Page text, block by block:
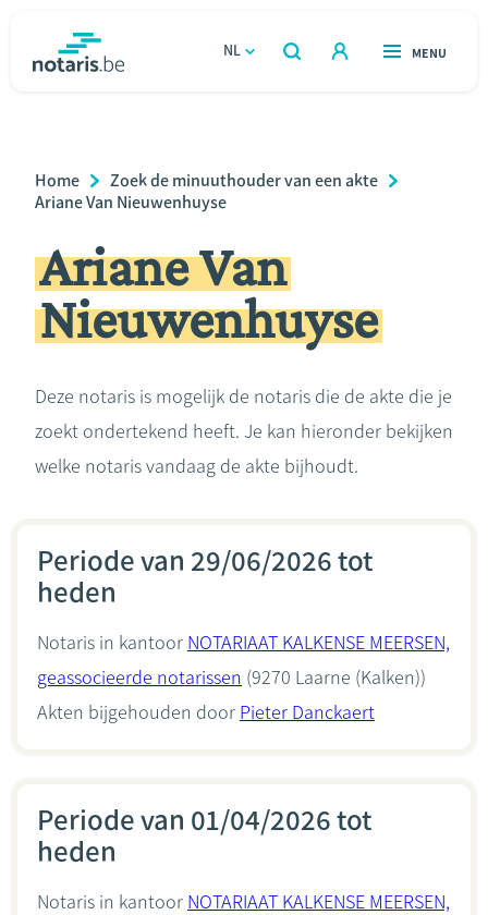
gaan
NL
OPEN
ZOEKEN
OPEN
MENU
Relatie & samenleven
Erven & schenken
Ondernemen
Rekenmodules
Breadcrumb
Home
Zoek de minuuthouder van een akte
Ariane Van Nieuwenhuyse
Ariane Van
Nieuwenhuyse
Deze notaris is mogelijk de notaris die de akte die je
zoekt ondertekend heeft. Je kan hieronder bekijken
welke notaris vandaag de akte bijhoudt.
Periode van 29/06/2026 tot
heden
Notaris in kantoor NOTARIAAT KALKENSE MEERSEN,
geassocieerde notarissen (9270 Laarne (Kalken))
Akten bijgehouden door Pieter Danckaert
Periode van 01/04/2026 tot
heden
Notaris in kantoor NOTARIAAT KALKENSE MEERSEN,